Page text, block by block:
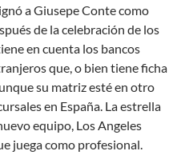
a Giusepe Conte como
de la celebración de los
en cuenta los bancos
que, o bien tiene ficha
su matriz esté en otro
en España. La estrella
equipo, Los Angeles
juega como profesional.